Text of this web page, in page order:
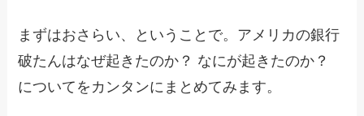
まずはおさらい、ということで。アメリカの銀行
破たんはなぜ起きたのか？ なにが起きたのか？
についてをカンタンにまとめてみます。